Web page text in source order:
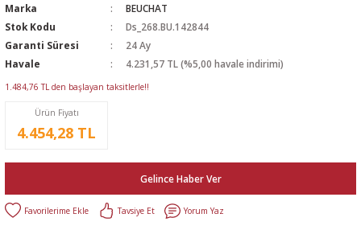
Marka
BEUCHAT
Stok Kodu
Ds_268.BU.142844
Garanti Süresi
24 Ay
Havale
4.231,57 TL (%5,00 havale indirimi)
1.484,76 TL den başlayan taksitlerle!!
Ürün Fiyatı
4.454,28 TL
Gelince Haber Ver
Tavsiye Et
Yorum Yaz